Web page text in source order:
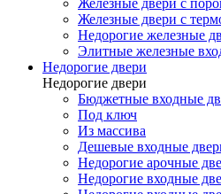
Железные двери с
Железные двери с
Недорогие железные
Элитные железные
Недорогие двери
Недорогие двери
Бюджетные входные
Под ключ
Из массива
Дешевые входные
Недорогие арочные
Недорогие входные